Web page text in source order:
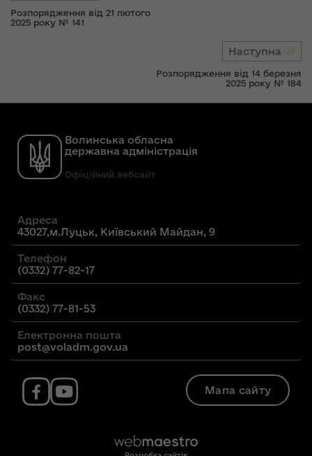
Розпорядження від 21 лютого
2025 року № 141
Наступна
Розпорядження від 14 березня
2025 року № 184
Волинська обласна
державна адміністрація
Офіційний вебсайт
Адреса
43027,м.Луцьк, Київський Майдан, 9
Телефон
(0332) 77-82-17
Факс
(0332) 77-81-53
Електронна пошта
post@voladm.gov.ua
Мапа сайту